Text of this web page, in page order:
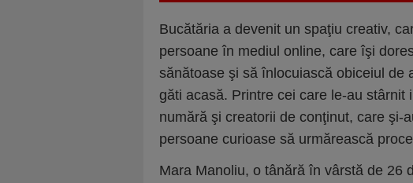
Bucătăria a devenit un spaţiu creativ,
persoane în mediul online, care îşi
sănătoase şi să înlocuiască obiceiul de
găti acasă. Printre cei care le-au
numără şi creatorii de conţinut, care şi-
persoane curioase să urmărească
Mara Manoliu, o tânără în vârstă de 26